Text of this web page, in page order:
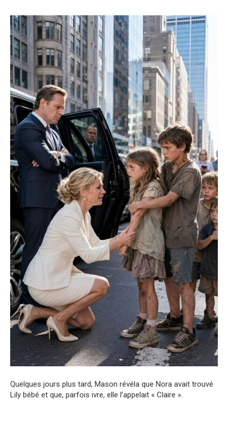
Quelques jours plus tard, Mason révéla que Nora avait trouvé
Lily bébé et que, parfois ivre, elle l’appelait « Claire ».